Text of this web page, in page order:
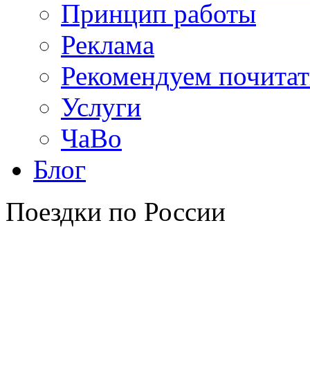
Принцип работы
Реклама
Рекомендуем
Услуги
ЧаВо
Блог
Поездки по России